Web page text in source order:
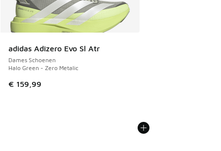
adidas Adizero Evo Sl Atr
Dames Schoenen
Halo Green - Zero Metalic
€ 159,99